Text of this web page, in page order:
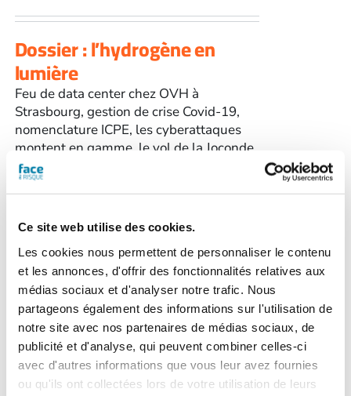
Ce site web utilise des cookies.
Les cookies nous permettent de personnaliser le contenu
et les annonces, d'offrir des fonctionnalités relatives aux
médias sociaux et d'analyser notre trafic. Nous
partageons également des informations sur l'utilisation de
notre site avec nos partenaires de médias sociaux, de
publicité et d'analyse, qui peuvent combiner celles-ci
avec d'autres informations que vous leur avez fournies
ou qu'ils ont collectées lors de votre utilisation de leurs
Dossier : l’hydrogène en
lumière
Feu de data center chez OVH à
Strasbourg, gestion de crise Covid-19,
nomenclature ICPE, les cyberattaques
montent en gamme, le vol de la Joconde
il y a 110 ans, l'accident de Seveso...
Voir le sommaire du n° 574
versionpapier
magazine Face au
Risque pour un confort
de lecture optimal.N.B.
Les frais de port sont de 7,50 € TTC, quel
que soit le nombre de magazines
commandés.
quantité